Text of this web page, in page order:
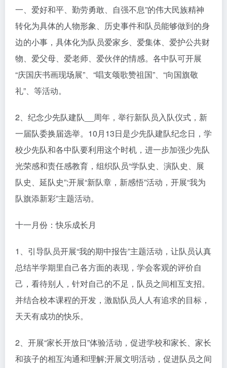
一、爱好和平、勤劳勇敢、自强不息”的伟大民族精神
转化为具体的人物形象、历史事件和队员能够做到的身
边的小事，具体化为队员爱家乡、爱集体、爱护公共财
物、爱父母、爱老师、爱伙伴的情感。各中队可开展
“庆国庆书画现场展”、“唱支颂歌赞祖国”、“向国旗敬
礼”、等活动。
2、纪念少先队建队__周年，举行新队员入队仪式，新
一届队委换届选举。10月13日是少先队建队纪念日，学
校少先队和各中队要利用这个时机，进一步加强少先队
光荣感和责任感教育，组织队员“学队史、演队史、展
队史、延队史”;开展“新队章，新感悟”活动，开展“我为
队旗添新彩”主题活动。
十一月份：快乐成长月
1、引导队员开展“我的期中报告”主题活动，让队员认真
总结半学期里自己各方面的表现，学会客观的评价自
己，看待别人，针对自己的不足，队员之间相互支招。
并结合校本课程的开发，激励队员人人有追求的目标，
天天有成功的快乐。
2、开展“家长开放日”体验活动，促进学校和家长、家长
和孩子的相互沟通和理解;开展文明活动，促进队员之间